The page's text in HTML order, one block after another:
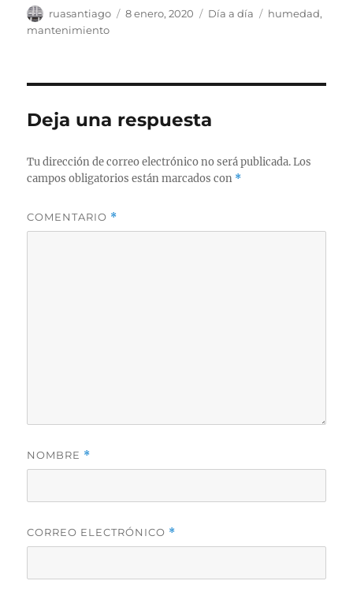
Autor
ruasantiago
Publicado
8 enero, 2020 Categorías
Día a día Etiquetas
humedad,
mantenimiento
Deja una respuesta
Tu dirección de correo electrónico no será publicada. Los
campos obligatorios están marcados con *
COMENTARIO *
NOMBRE *
CORREO ELECTRÓNICO *